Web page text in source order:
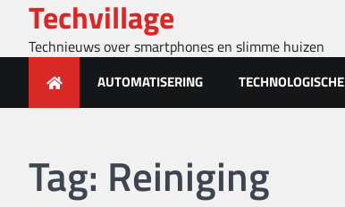
content
Techvillage
Technieuws over smartphones en slimme huizen
AUTOMATISERING TECHNOLOGISCHE
Tag: Reiniging